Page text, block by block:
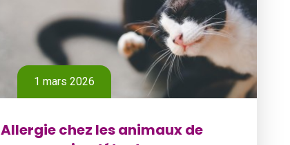
1 mars 2026
Allergie chez les animaux de